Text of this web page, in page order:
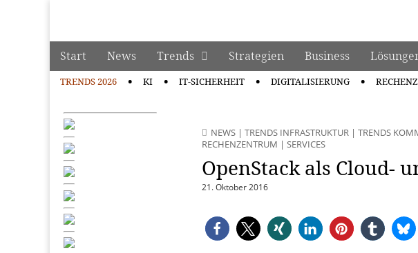
manage it
Main menu
Skip to content
Start News Trends Strategien Business
TRENDS 2026 KI IT-SICHERHEIT DIGITALISIERUNG
NEWS| TRENDS INFRASTRUKTUR| TRENDS
RECHENZENTRUM | SERVICES
OpenStack als Cloud-
21. Oktober 2016